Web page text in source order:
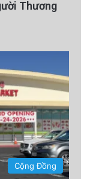
consular
of
Thương
Cộng Đồng